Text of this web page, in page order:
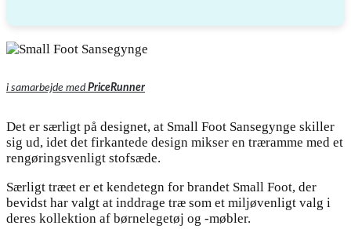
i samarbejde medPriceRunner
Det er særligt på designet, at Small Foot Sansegynge skiller
sig ud, idet det firkantede design mikser en træramme med et
rengøringsvenligt stofsæde.
Særligt træet er et kendetegn for brandet Small Foot, der
bevidst har valgt at inddrage træ som et miljøvenligt valg i
deres kollektion af børnelegetøj og -møbler.